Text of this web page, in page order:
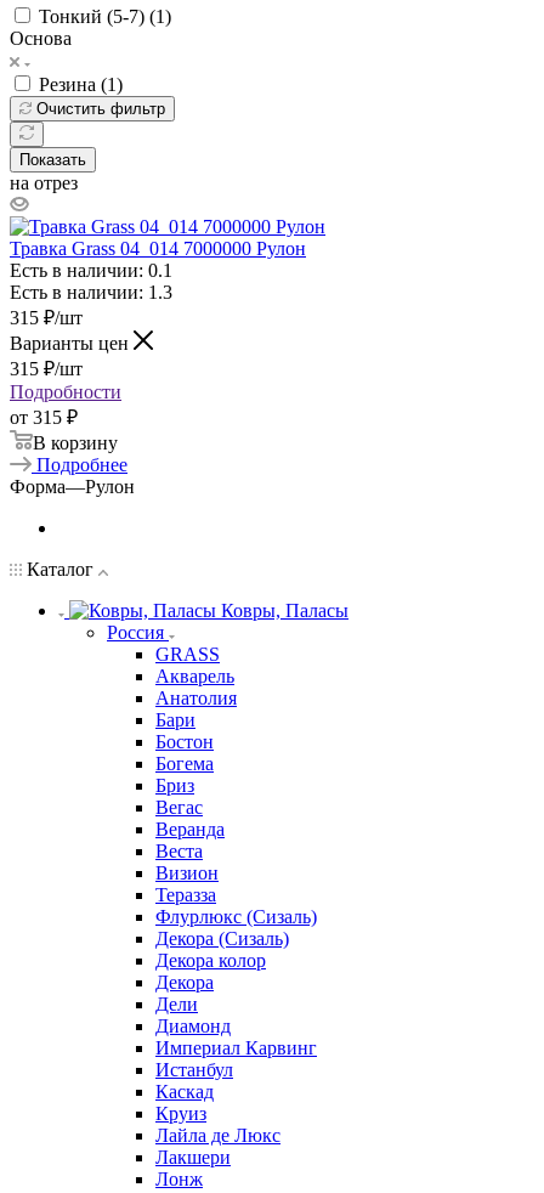
Тонкий (5-7) (1)
Основа
Резина (1)
Очистить фильтр
Показать
на отрез
Травка Grass 04_014 7000000 Рулон
Есть в наличии: 0.1
Есть в наличии: 1.3
315 ₽/шт
Варианты цен
315 ₽/шт
Подробности
от 315 ₽
В корзину
Подробнее
Форма—Рулон
Каталог
Ковры, Паласы
Россия
GRASS
Акварель
Анатолия
Бари
Бостон
Богема
Бриз
Вегас
Веранда
Веста
Визион
Теразза
Флурлюкс (Сизаль)
Декора (Сизаль)
Декора колор
Декора
Дели
Диамонд
Империал Карвинг
Истанбул
Каскад
Круиз
Лайла де Люкс
Лакшери
Лонж